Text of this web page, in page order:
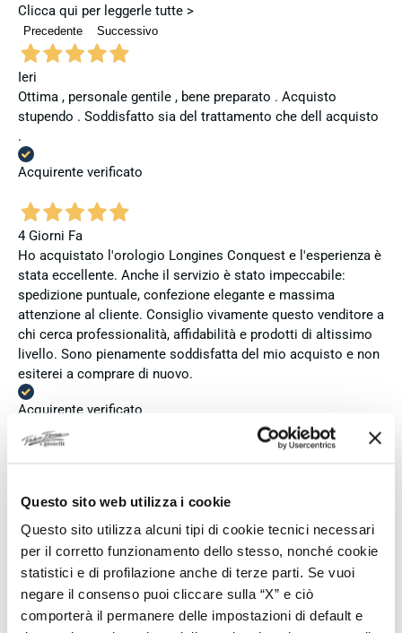
Questo sito web utilizza i cookie
Questo sito utilizza alcuni tipi di cookie tecnici necessari
per il corretto funzionamento dello stesso, nonché cookie
statistici e di profilazione anche di terze parti. Se vuoi
negare il consenso puoi cliccare sulla “X” e ciò
comporterà il permanere delle impostazioni di default e
Clicca qui per leggerle tutte >
Precedente Successivo
Ieri
Ottima , personale gentile , bene preparato . Acquisto
stupendo . Soddisfatto sia del trattamento che dell acquisto
.
Acquirente verificato
4 Giorni Fa
Ho acquistato l'orologio Longines Conquest e l'esperienza è
stata eccellente. Anche il servizio è stato impeccabile:
spedizione puntuale, confezione elegante e massima
attenzione al cliente. Consiglio vivamente questo venditore a
chi cerca professionalità, affidabilità e prodotti di altissimo
livello. Sono pienamente soddisfatta del mio acquisto e non
esiterei a comprare di nuovo.
Acquirente verificato
Zum dritten mal dort von Fope Schmuck gekauft. Super
Service, tolle Preise! Ich kann Fabio Ferro ohne Bedenken
weiterempfehlen. Einfach TOPP!!
Acquirente verificato